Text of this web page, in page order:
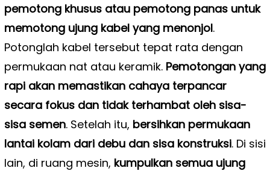
pemotong khusus atau pemotong panas untuk
memotong ujung kabel yang menonjol.
Potonglah kabel tersebut tepat rata dengan
permukaan nat atau keramik. Pemotongan yang
rapi akan memastikan cahaya terpancar
secara fokus dan tidak terhambat oleh sisa-
sisa semen. Setelah itu, bersihkan permukaan
lantai kolam dari debu dan sisa konstruksi. Di sisi
lain, di ruang mesin, kumpulkan semua ujung